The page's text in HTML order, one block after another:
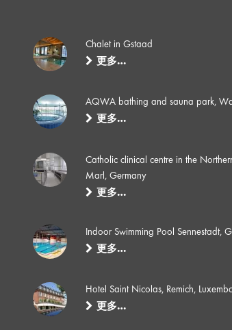
Chalet in Gstaad
更多…
AQWA bathing and sauna park,
更多…
Catholic clinical centre in the
Marl, Germany
更多…
Indoor Swimming Pool Sennestadt,
更多…
Hotel Saint Nicolas, Remich,
更多…